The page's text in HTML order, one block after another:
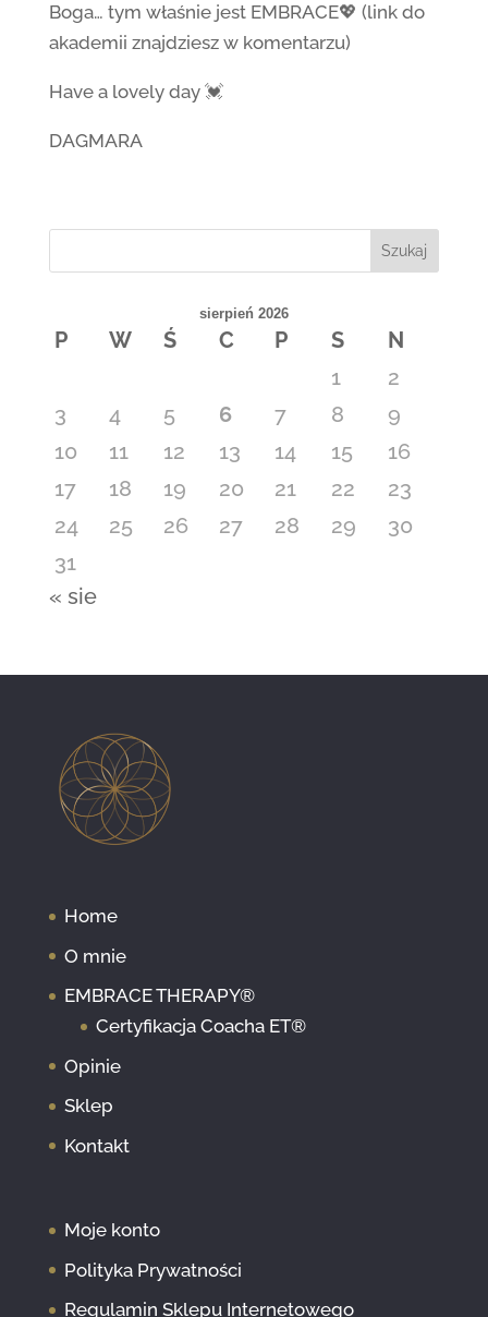
Boga… tym właśnie jest EMBRACE💖 (link do
akademii znajdziesz w komentarzu)
Have a lovely day 💓
DAGMARA
Szukaj
sierpień 2026
P W Ś C P S
N
1
2
3
4 5 6 7 8
9
10
11 12 13 14 15
16
17
18 19 20 21 22
23
24
25 26 27 28 29
30
31
« sie
Home
O mnie
EMBRACE THERAPY®
Certyfikacja Coacha ET®
Opinie
Sklep
Kontakt
Moje konto
Polityka Prywatności
Regulamin Sklepu Internetowego